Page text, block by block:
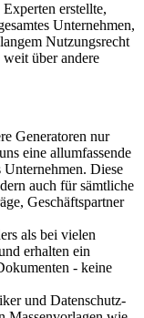
erstellte,
Unternehmen,
Nutzungsrecht
über andere
Generatoren nur
eine allumfassende
Diese
auch für sämtliche
Geschäftspartner
als bei vielen
erhalten ein
- keine
und Datenschutz-